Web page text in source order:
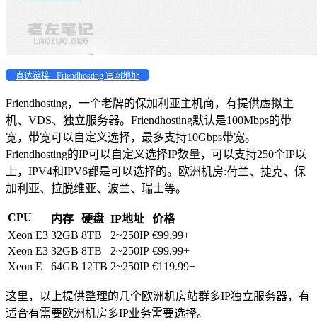
直达链接 - Friendhosting 官网地址
Friendhosting，一个老牌的保加利亚主机商，有提供虚拟主
机、VDS、独立服务器。Friendhosting默认是100Mbps的带
宽，带宽可以自定义选择，最多支持10Gbps带宽。
Friendhosting的IP可以自定义选择IP数量，可以支持250个IP以
上，IPV4和IPV6都是可以选择的。欧洲机房:荷兰、捷克、保
加利亚、拉脱维亚、波兰、瑞士等。
CPU 内存 硬盘 IP地址
价格
Xeon E3 32GB 8TB 2~250IP €99.99+
Xeon E3 32GB 8TB 2~250IP €99.99+
Xeon E
64GB 12TB 2~250IP €119.99+
这里，以上提供整理的几个欧洲机房站群多IP独立服务器，有
适合有需要欧洲机房多IP业务需要选择。